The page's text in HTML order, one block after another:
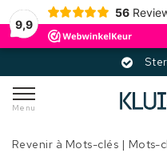
9,9
56
Menu
Revenir à Mots-clés | Mots-